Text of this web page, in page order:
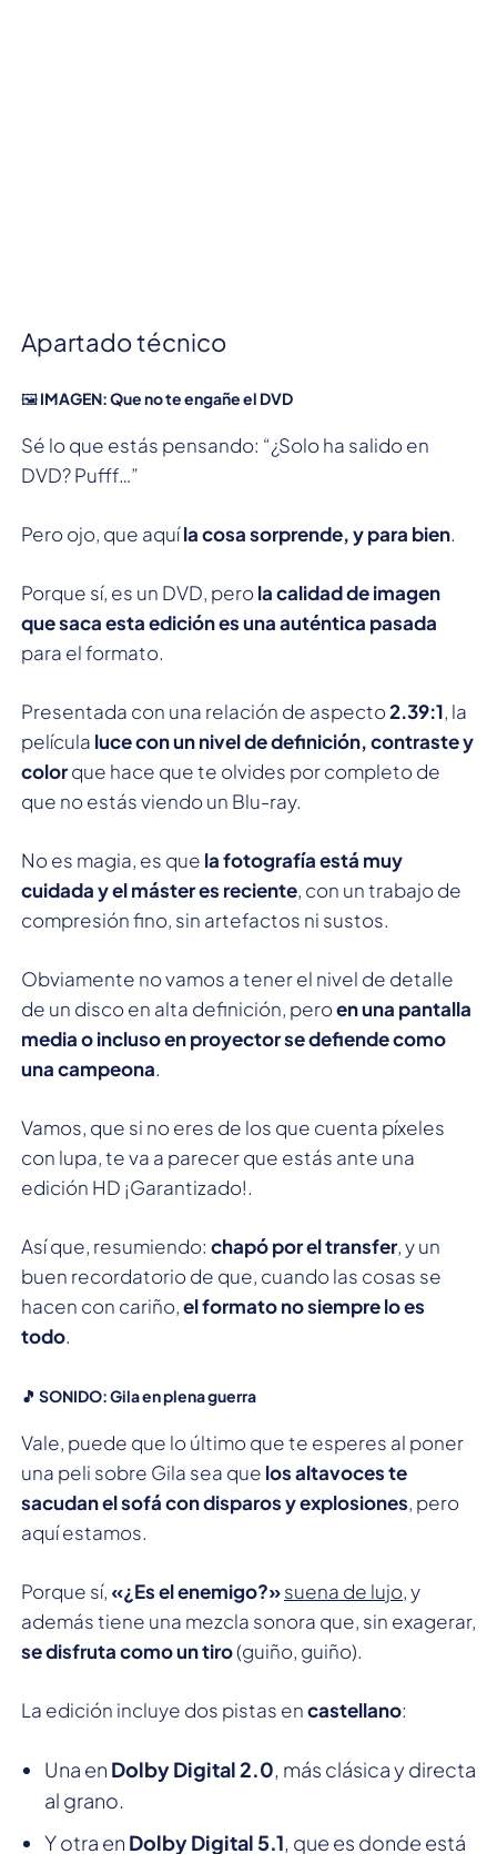
Apartado técnico
🖼️IMAGEN: Que no te engañe el DVD
Sé lo que estás pensando: “¿Solo ha salido en
DVD? Pufff…”
Pero ojo, que aquíla cosa sorprende, y para bien.
Porque sí, es un DVD, perola calidad de imagen
que saca esta edición es una auténtica pasada
para el formato.
Presentada con una relación de aspecto2.39:1, la
película luce con un nivel de definición, contraste y
colorque hace que te olvides por completo de
que no estás viendo un Blu-ray.
No es magia, es que la fotografía está muy
cuidada y el máster es reciente, con un trabajo de
compresión fino, sin artefactos ni sustos.
Obviamente no vamos a tener el nivel de detalle
de un disco en alta definición, peroen una pantalla
media o incluso en proyector se defiende como
una campeona.
Vamos, que si no eres de los que cuenta píxeles
con lupa, te va a parecer que estás ante una
edición HD ¡Garantizado!.
Así que, resumiendo: chapó por el transfer, y un
buen recordatorio de que, cuando las cosas se
hacen con cariño,el formato no siempre lo es
todo.
🎵 SONIDO: Gila en plena guerra
Vale, puede que lo último que te esperes al poner
una peli sobre Gila sea que los altavoces te
sacudan el sofá con disparos y explosiones, pero
aquí estamos.
Porque sí, «¿Es el enemigo?»suena de lujo, y
además tiene una mezcla sonora que, sin exagerar,
se disfruta como un tiro(guiño, guiño).
La edición incluye dos pistas encastellano:
Una en Dolby Digital 2.0 , más clásica y directa
al grano.
Y otra en Dolby Digital 5.1 , que es donde está